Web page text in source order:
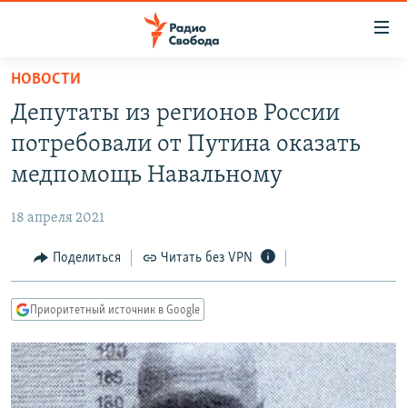
упрощенного
доступа
основному
Вернутся
Вернутся
поиску
ПОДКАСТЫ
АВТОРСКИЕ ПРОЕКТЫ
МНЕНИЯ
КУЛЬТУРА
КАВКАЗ.РЕАЛИИ
СЕВЕР.РЕАЛИИ
СИБИРЬ.РЕАЛИИ
НОВОСТИ
Депутаты из регионов России
потребовали от Путина оказать
медпомощь Навальному
18 апреля 2021
Поделиться Читать без VPN
Приоритетный источник в Google